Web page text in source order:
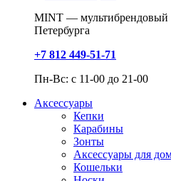
MINT — мультибрендовый
Петербурга
+7 812 449-51-71
Пн-Вс: с 11-00 до 21-00
Аксессуары
Кепки
Карабины
Зонты
Аксессуары для
Кошельки